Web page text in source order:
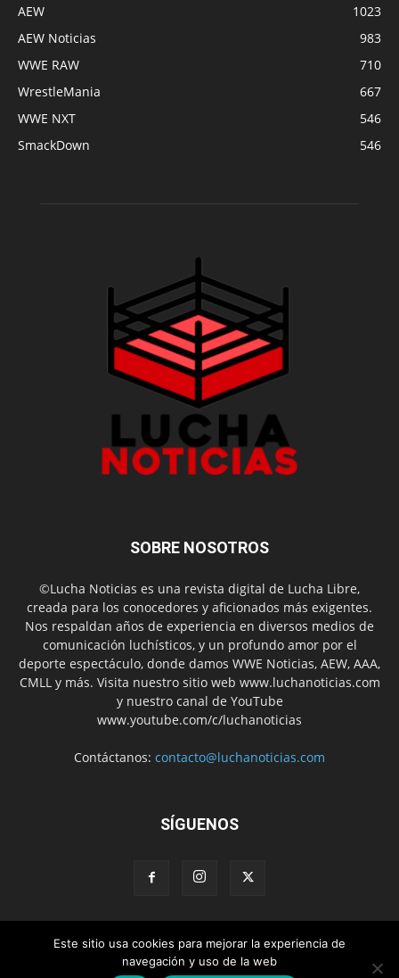
AEW
1023
AEW Noticias
983
WWE RAW
710
WrestleMania
667
WWE NXT
546
SmackDown
546
SOBRE NOSOTROS
©Lucha Noticias es una revista digital de Lucha Libre,
creada para los conocedores y aficionados más exigentes.
Nos respaldan años de experiencia en diversos medios de
comunicación luchísticos, y un profundo amor por el
deporte espectáculo, donde damos WWE Noticias, AEW, AAA,
CMLL y más. Visita nuestro sitio web www.luchanoticias.com
y nuestro canal de YouTube
www.youtube.com/c/luchanoticias
Contáctanos: contacto@luchanoticias.com
SÍGUENOS
WWE Noticias WWE AEW
Lucha Libre Mexicana
Colabora con nosotros
Este sitio usa cookies para mejorar la experiencia de
navegación y uso de la web